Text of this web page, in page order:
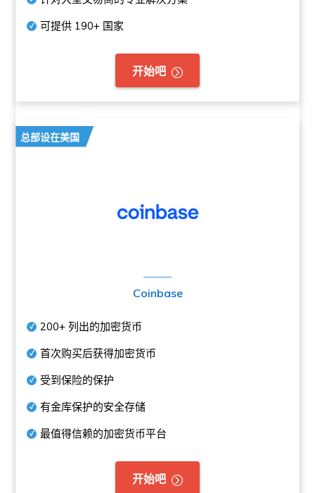
可提供 190+ 国家
开始吧
总部设在美国
Coinbase
200+ 列出的加密货币
首次购买后获得加密货币
受到保险的保护
有金库保护的安全存储
最值得信赖的加密货币平台
开始吧